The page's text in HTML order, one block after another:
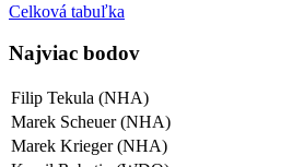
Celková tabuľka
Najviac bodov
Filip Tekula (NHA)
Marek Scheuer (NHA)
Marek Krieger (NHA)